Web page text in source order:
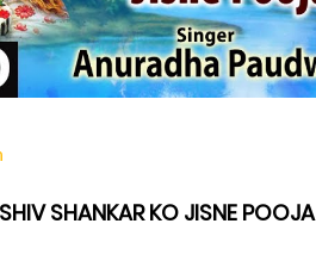
SHANKAR KO JISNE POOJA